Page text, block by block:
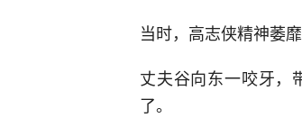
当时，高志侠精神萎
丈夫谷向东一咬牙，
了。